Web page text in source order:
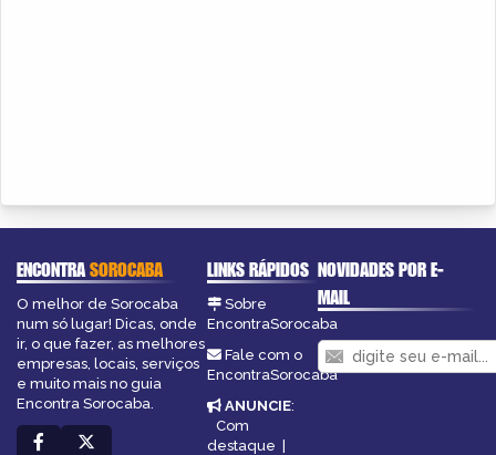
ENCONTRASOROCABA
O melhor de Sorocaba
num só lugar! Dicas, onde
ir, o que fazer, as melhores
empresas, locais, serviços
e muito mais no guia
Encontra Sorocaba.
LINKS RÁPIDOS
Sobre
EncontraSorocaba
Fale com o
EncontraSorocaba
ANUNCIE:
Com
destaque |
NOVIDADES POR E-
MAIL